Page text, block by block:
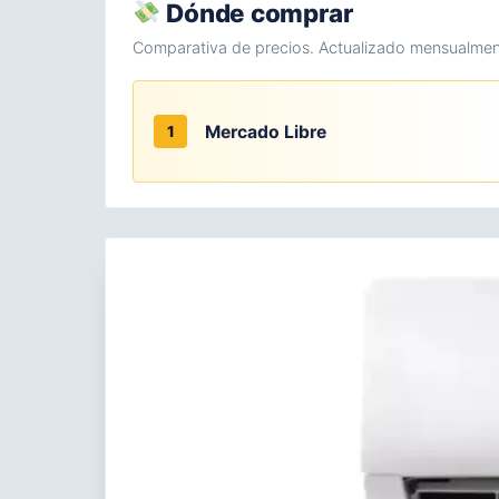
Dónde comprar
Comparativa de precios. Actualizado
1 Mercado Libre